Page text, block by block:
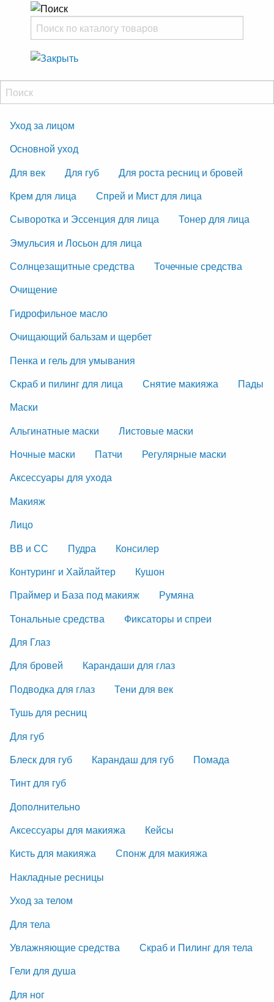
Уход за лицом
Основной уход
Для век
Для губ
Для роста ресниц и бровей
Крем для лица
Спрей и Мист для лица
Сыворотка и Эссенция для лица
Тонер для лица
Эмульсия и Лосьон для лица
Солнцезащитные средства
Точечные средства
Очищение
Гидрофильное масло
Очищающий бальзам и щербет
Пенка и гель для умывания
Скраб и пилинг для лица
Снятие макияжа
Пады
Маски
Альгинатные маски
Листовые маски
Ночные маски
Патчи
Регулярные маски
Аксессуары для ухода
Макияж
Лицо
ВВ и СС
Пудра
Консилер
Контуринг и Хайлайтер
Кушон
Праймер и База под макияж
Румяна
Тональные средства
Фиксаторы и спреи
Для Глаз
Для бровей
Карандаши для глаз
Подводка для глаз
Тени для век
Тушь для ресниц
Для губ
Блеск для губ
Карандаш для губ
Помада
Тинт для губ
Дополнительно
Аксессуары для макияжа
Кейсы
Кисть для макияжа
Спонж для макияжа
Накладные ресницы
Уход за телом
Для тела
Увлажняющие средства
Скраб и Пилинг для тела
Гели для душа
Для ног